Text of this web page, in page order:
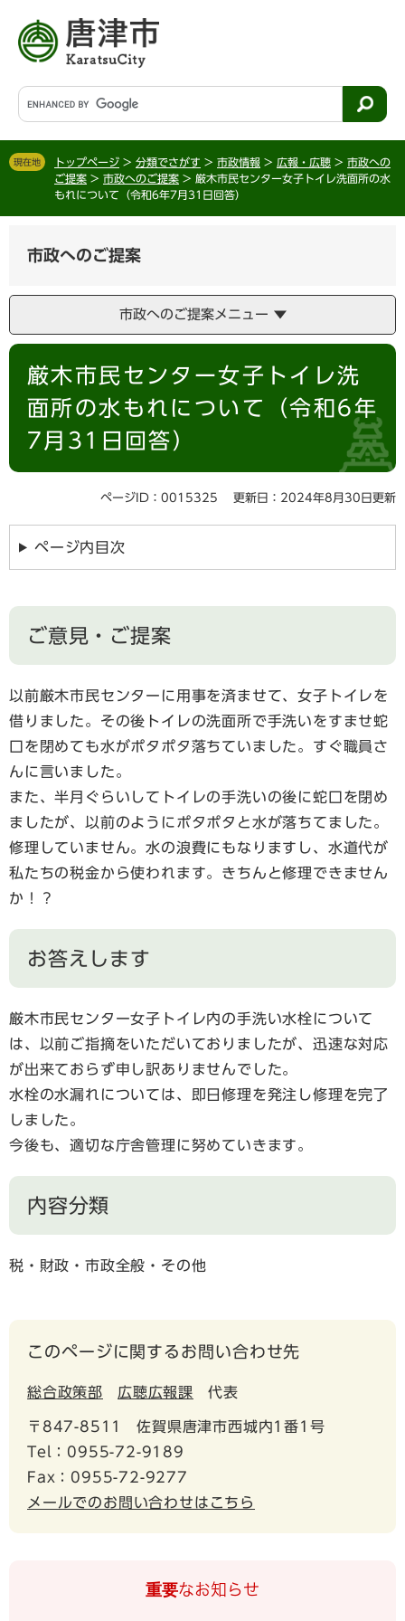
す
。
し
て
へ
G
o
g
l
タ
ム
現在地 トップページ > 分類でさがす > 市政情報 > 広報・広聴 > 市政への
ご提案 > 市政へのご提案 > 厳木市民センター女子トイレ洗面所の水
もれについて（令和6年7月31日回答）
市政へのご提案
市政へのご提案メニュー
本
厳木市民センター女子トイレ洗
面所の水もれについて（令和6年
7月31日回答）
ページID：0015325 更新日：2024年8月30日更新
ページ内目次
ご意見・ご提案
以前厳木市民センターに用事を済ませて、女子トイレを
借りました。その後トイレの洗面所で手洗いをすませ蛇
口を閉めても水がポタポタ落ちていました。すぐ職員さ
んに言いました。
また、半月ぐらいしてトイレの手洗いの後に蛇口を閉め
ましたが、以前のようにポタポタと水が落ちてました。
修理していません。水の浪費にもなりますし、水道代が
私たちの税金から使われます。きちんと修理できません
か！？
お答えします
厳木市民センター女子トイレ内の手洗い水栓について
は、以前ご指摘をいただいておりましたが、迅速な対応
が出来ておらず申し訳ありませんでした。
水栓の水漏れについては、即日修理を発注し修理を完了
しました。
今後も、適切な庁舎管理に努めていきます。
内容分類
税・財政・市政全般・その他
このページに関するお問い合わせ先
総合政策部 広聴広報課 代表
〒847-8511
佐賀県唐津市西城内1番1号
Tel：0955-72-9189
Fax：0955-72-9277
メールでのお問い合わせはこちら
重要なお知らせ